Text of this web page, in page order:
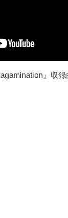
』収録